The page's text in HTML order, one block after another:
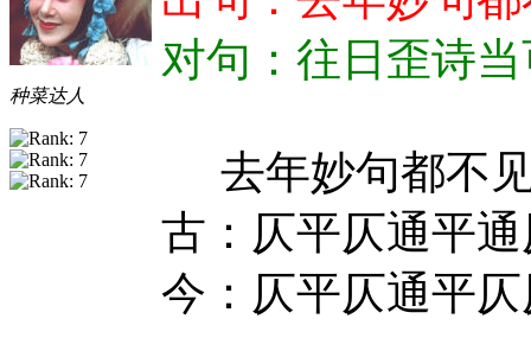
种菜达人
对句：往日歪诗
去年妙句都不
古：仄平仄通平
今：仄平仄通平